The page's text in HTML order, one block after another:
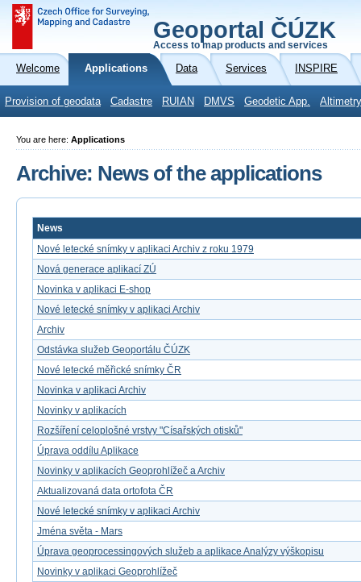
Geoportal ČÚZK
Access to map products and services
Welcome Applications Data Services INSPIRE
Provision of geodata Cadastre RUIAN DMVS Geodetic App.
You are here: Applications
Archive: News of the applications
News
Nové letecké snímky v aplikaci Archiv z roku 1979
Nová generace aplikací ZÚ
Novinka v aplikaci E-shop
Nové letecké snímky v aplikaci Archiv
Archiv
Odstávka služeb Geoportálu ČÚZK
Nové letecké měřické snímky ČR
Novinka v aplikaci Archiv
Novinky v aplikacích
Rozšíření celoplošné vrstvy "Císařských otisků"
Úprava oddílu Aplikace
Novinky v aplikacích Geoprohlížeč a Archiv
Aktualizovaná data ortofota ČR
Nové letecké snímky v aplikaci Archiv
Jména světa - Mars
Úprava geoprocessingových služeb a aplikace Analýzy výškopisu
Novinky v aplikaci Geoprohlížeč